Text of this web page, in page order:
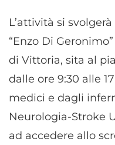
L’attività si
“Enzo Di
di Vittoria, sita al
dalle ore 9:30 alle
medici e dagli
Neurologia-Stroke
ad accedere allo